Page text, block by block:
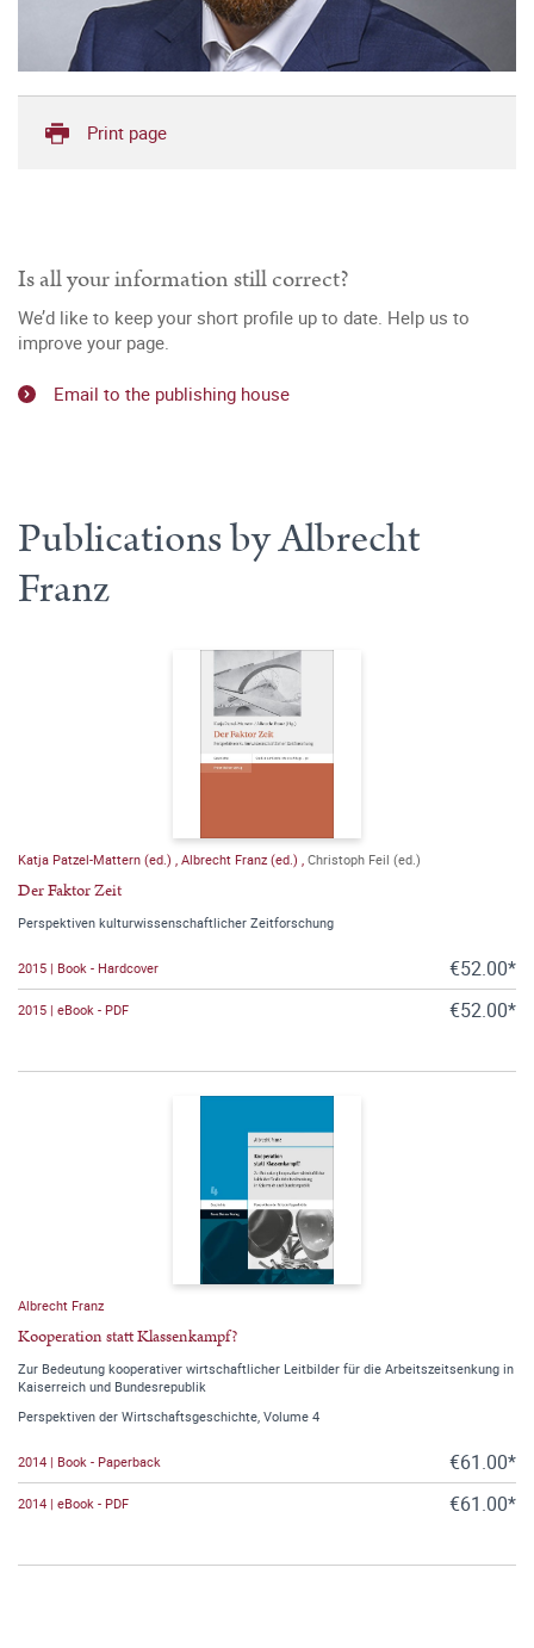
Print page
Is all your information still correct?
We’d like to keep your short profile up to date. Help us to
improve your page.
Email to the publishing house
Publications by Albrecht
Franz
Katja Patzel-Mattern (ed.) Albrecht Franz (ed.) Christoph Feil (ed.)
Der Faktor Zeit
Perspektiven kulturwissenschaftlicher Zeitforschung
2015 | Book - Hardcover €52.00*
2015 | eBook - PDF €52.00*
Albrecht Franz
Kooperation statt Klassenkampf?
Zur Bedeutung kooperativer wirtschaftlicher Leitbilder für die Arbeitszeitsenkung in
Kaiserreich und Bundesrepublik
Perspektiven der Wirtschaftsgeschichte, Volume 4
2014 | Book - Paperback €61.00*
2014 | eBook - PDF €61.00*